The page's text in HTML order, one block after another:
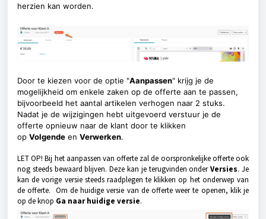
herzien kan worden.
Door te kiezen voor de optie "Aanpassen" krijg je de
mogelijkheid om enkele zaken op de offerte aan te passen,
bijvoorbeeld het aantal artikelen verhogen naar 2 stuks.
Nadat je de wijzigingen hebt uitgevoerd verstuur je de
offerte opnieuw naar de klant door te klikken
op Volgende en Verwerken.
LET OP! Bij het aanpassen van offerte zal de oorspronkelijke offerte ook
nog steeds bewaard blijven. Deze kan je terugvinden onderVersies. Je
kan de vorige versie steeds raadplegen te klikken op het onderwep van
de offerte. Om de huidige versie van de offerte weer te openen, klik je
op de knop Ga naar huidige versie.